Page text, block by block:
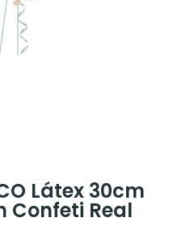
Látex 30cm
Confeti Real